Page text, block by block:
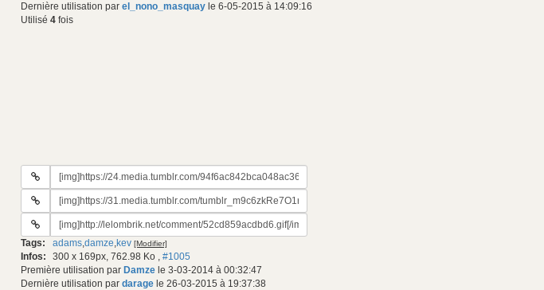
Dernière utilisation par el_nono_masquay le 6-05-2015 à 14:09:16
Utilisé 4 fois
URL
gif:
URL
gif:
URL
du
gif:
Tags: adams,damze,kev [Modifier]
Infos: 300 x 169px, 762.98 Ko , #1005
Première utilisation par Damze le 3-03-2014 à 00:32:47
Dernière utilisation par darage le 26-03-2015 à 19:37:38